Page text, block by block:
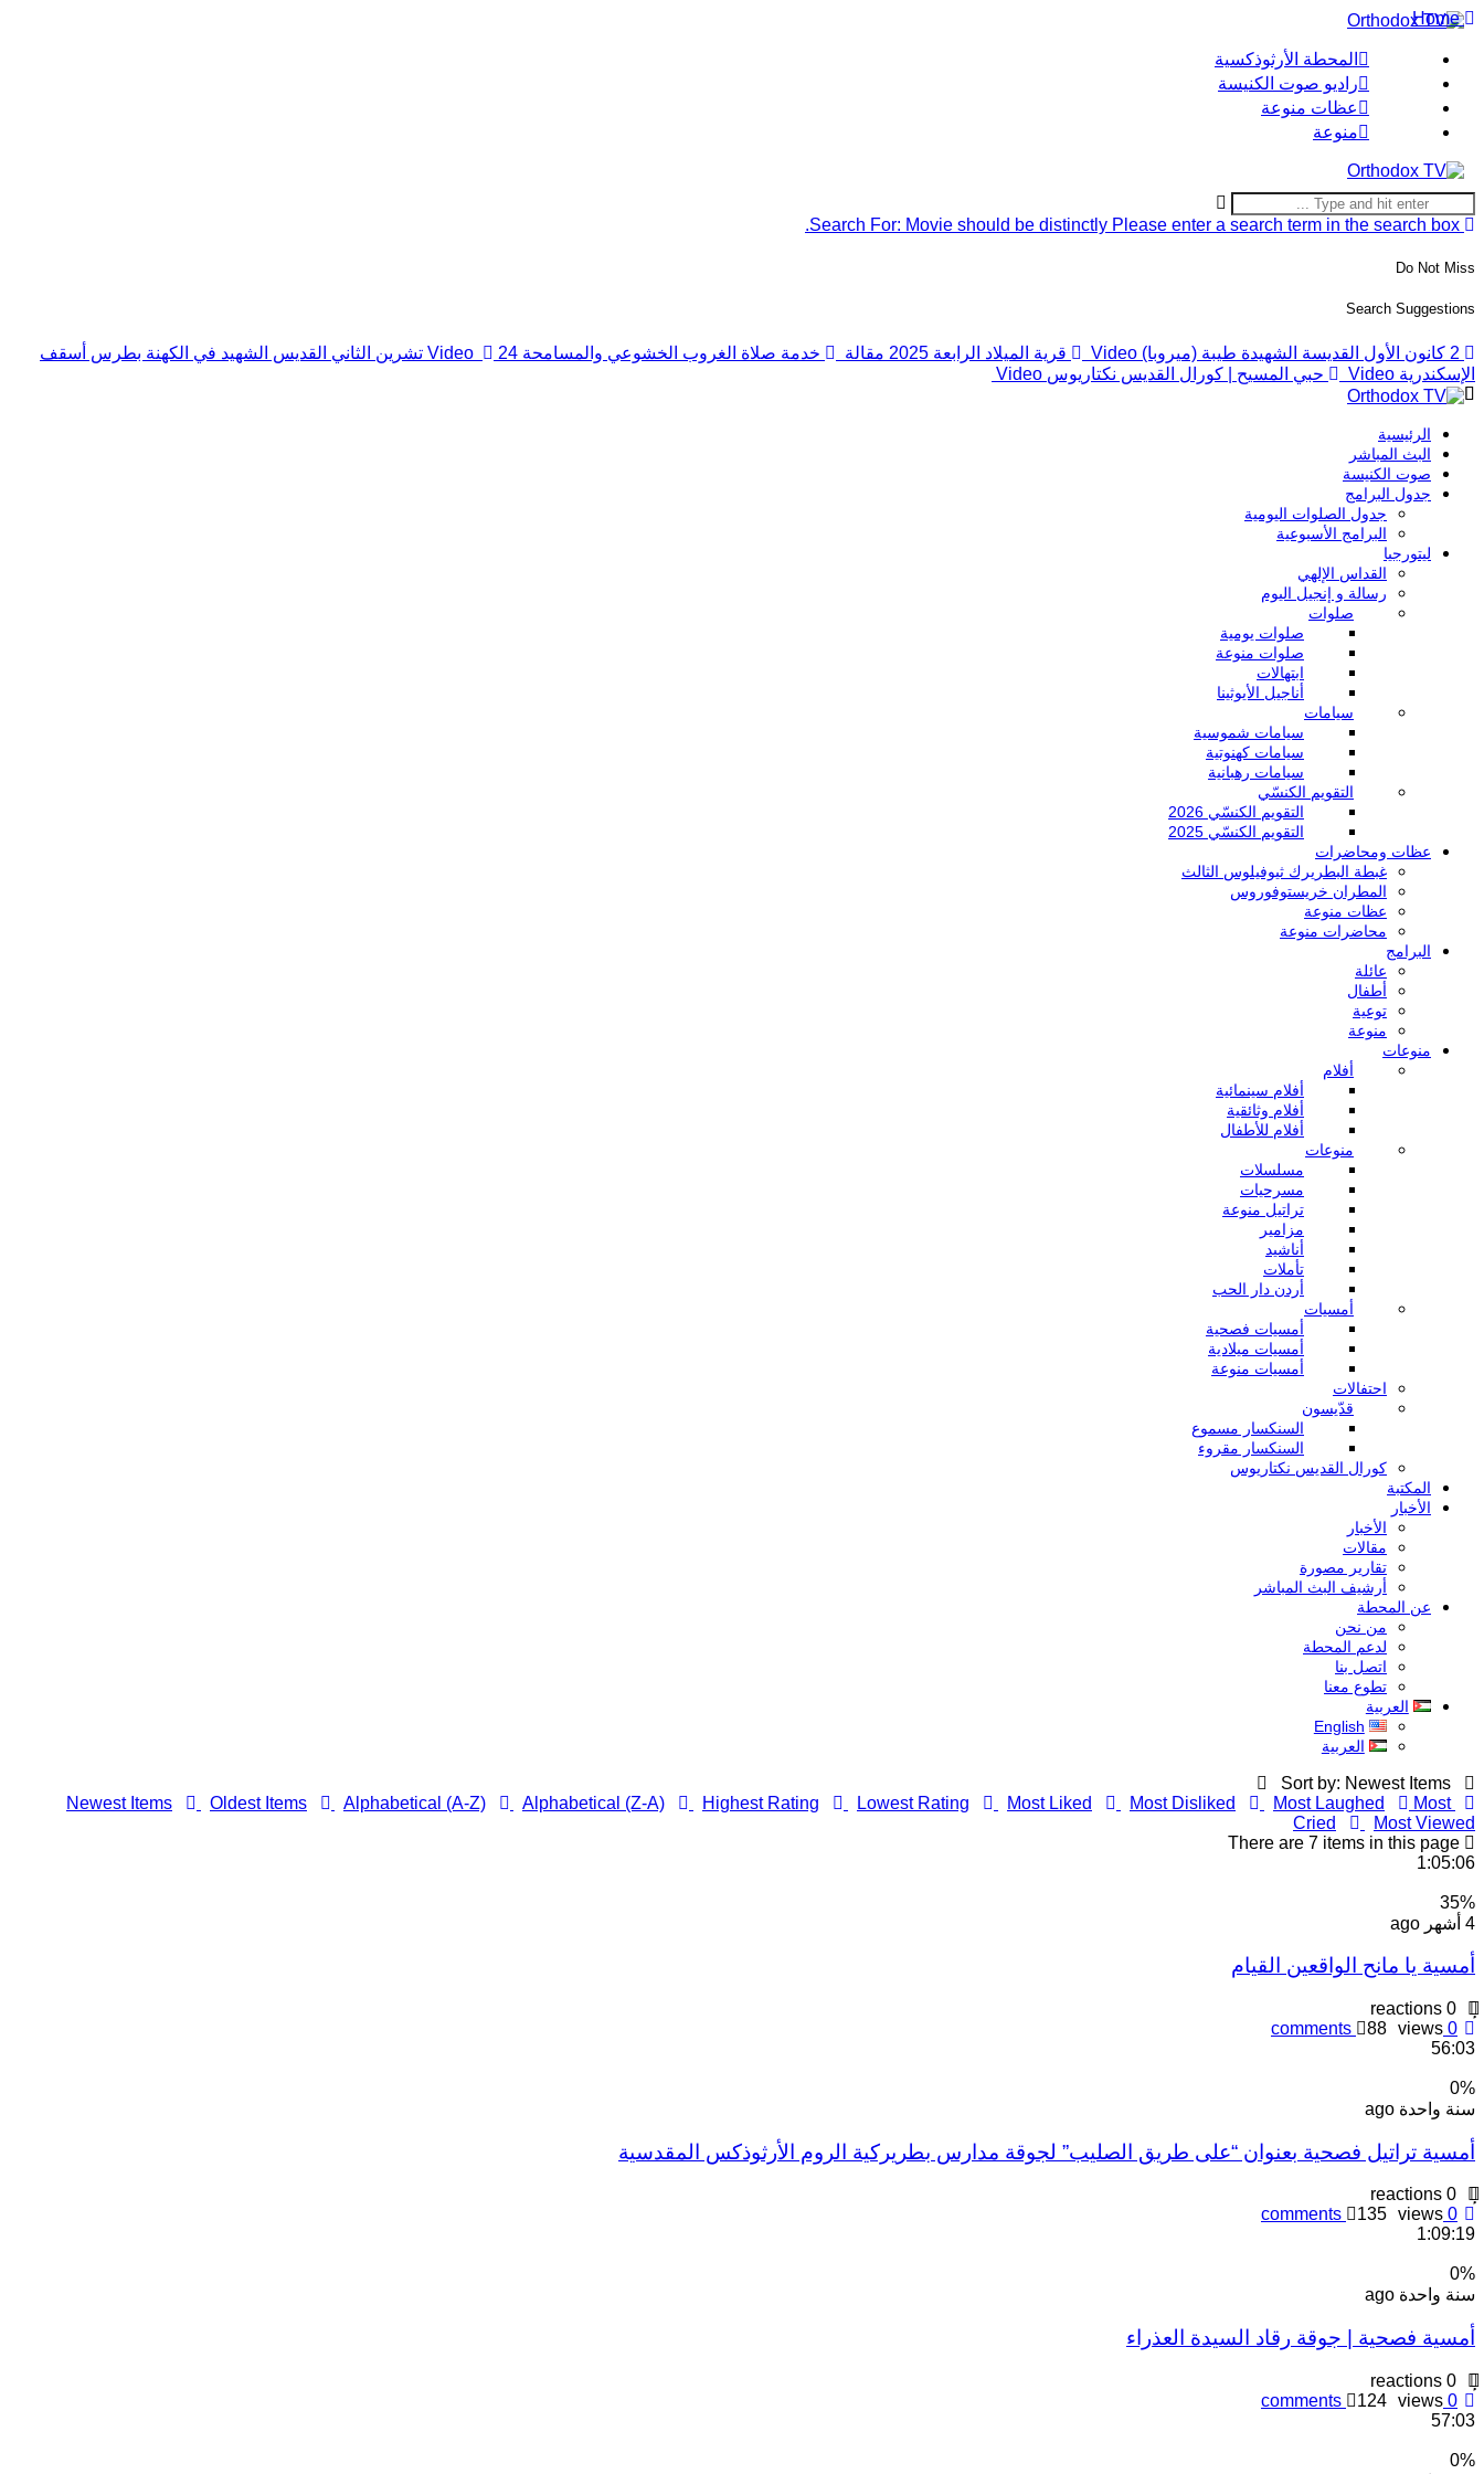
Home
المحطة الأرثوذكسية
راديو صوت الكنيسة
عظات منوعة
منوعة
Search For: Movie should be distinctly Please enter a search term in the search box.
Do Not Miss
Search Suggestions
2 كانون الأول القديسة الشهيدة طيبة (ميروبا) Video قرية الميلاد الرابعة 2025 مقالة خدمة صلاة الغروب الخشوعي والمسامحة Video 24 تشرين الثاني القديس الشهيد في الكهنة بطرس أسقف
الإسكندرية Video حبي المسيح | كورال القديس نكتاريوس Video
الرئيسية
البث المباشر
صوت الكنيسة
جدول البرامج
جدول الصلوات اليومية
البرامج الأسبوعية
ليتورجيا
القداس الإلهي
رسالة و إنجيل اليوم
صلوات
صلوات يومية
صلوات منوعة
ابتهالات
أناجيل الأيوثينا
سيامات
سيامات شموسية
سيامات كهنوتية
سيامات رهبانية
التقويم الكنسّي
التقويم الكنسّي 2026
التقويم الكنسّي 2025
عظات ومحاضرات
غبطة البطريرك ثيوفيلوس الثالث
المطران خريستوفوروس
عظات منوعة
محاضرات منوعة
البرامج
عائلة
أطفال
توعية
منوعة
منوعات
أفلام
أفلام سينمائية
أفلام وثائقية
أفلام للأطفال
منوعات
مسلسلات
مسرحيات
تراتيل منوعة
مزامير
أناشيد
تأملات
أردن دار الحب
أمسيات
أمسيات فصحية
أمسيات ميلادية
أمسيات منوعة
احتفالات
قدّيسون
السنكسار مسموع
السنكسار مقروء
كورال القديس نكتاريوس
المكتبة
الأخبار
الأخبار
مقالات
تقارير مصورة
أرشيف البث المباشر
عن المحطة
من نحن
لدعم المحطة
اتصل بنا
تطوع معنا
العربية
English
العربية
Sort by: Newest Items
Newest Items
Oldest Items Alphabetical (A-Z) Alphabetical (Z-A) Highest Rating Lowest Rating Most Liked Most Disliked Most Laughed
Most
Cried
Most Viewed
There are 7 items in this page
1:05:06
35%
4 أشهر ago
أمسية يا مانح الواقعين القيام
0
reactions
0
comments 88 views
56:03
0%
سنة واحدة ago
أمسية تراتيل فصحية بعنوان “على طريق الصليب” لجوقة مدارس بطريركية الروم الأرثوذكس المقدسية
0
reactions
0
comments 135 views
1:09:19
0%
سنة واحدة ago
أمسية فصحية | جوقة رقاد السيدة العذراء
0
reactions
0
comments 124 views
57:03
0%